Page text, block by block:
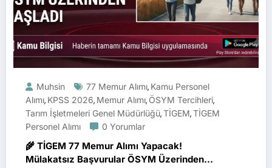
Muhsin 77 Memur Alımı, Kamu Personel
Alımı, KPSS 2026, Memur Alımı, ÖSYM Tercihleri,
Tarım İşletmeleri Genel Müdürlüğü,TİGEM,TİGEM
Personel Alımı
0 Yorumlar
🌾 TİGEM 77 Memur Alımı Yapacak!
Mülakatsız Başvurular ÖSYM Üzerinden